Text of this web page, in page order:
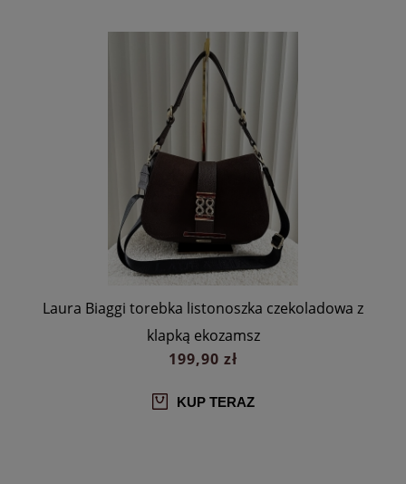
Laura Biaggi torebka listonoszka czekoladowa z
klapką ekozamsz
199,90 zł
KUP TERAZ